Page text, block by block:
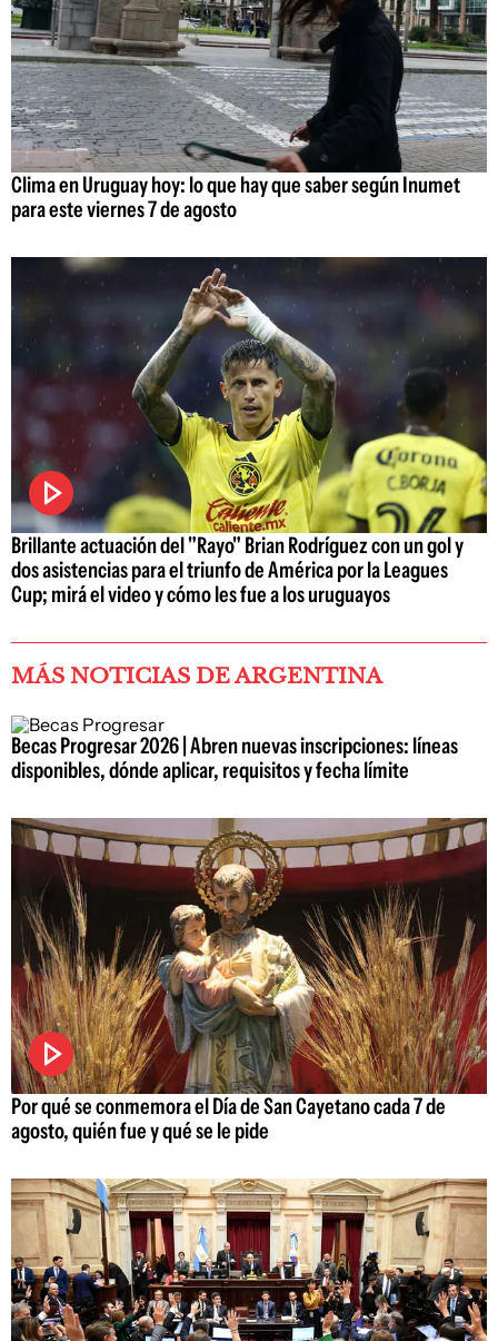
Clima en Uruguay hoy: lo que hay que saber según Inumet
para este viernes 7 de agosto
Brillante actuación del "Rayo" Brian Rodríguez con un gol y
dos asistencias para el triunfo de América por la Leagues
Cup; mirá el video y cómo les fue a los uruguayos
MÁS NOTICIAS DE ARGENTINA
Becas Progresar 2026 | Abren nuevas inscripciones: líneas
disponibles, dónde aplicar, requisitos y fecha límite
Por qué se conmemora el Día de San Cayetano cada 7 de
agosto, quién fue y qué se le pide